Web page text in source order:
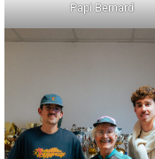
Papi Bernard